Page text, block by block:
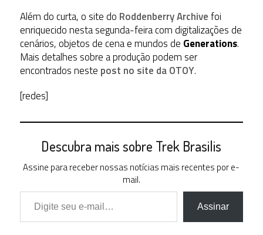
Além do curta, o site do Roddenberry Archivefoi
enriquecido nesta segunda-feira com digitalizações de
cenários, objetos de cena e mundos de Generations.
Mais detalhes sobre a produção podem ser
encontrados neste post no site da OTOY.
[redes]
Descubra mais sobre Trek Brasilis
Assine para receber nossas notícias mais recentes por e-
mail.
Digite seu e-mail…
Assinar